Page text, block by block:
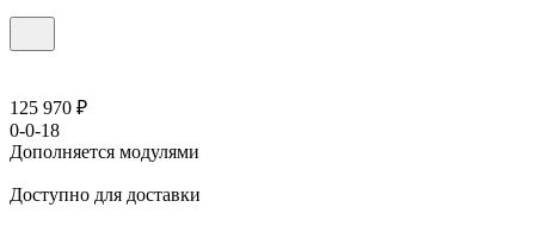
125 970 ₽
0-0-18
Дополняется модулями
Доступно для доставки